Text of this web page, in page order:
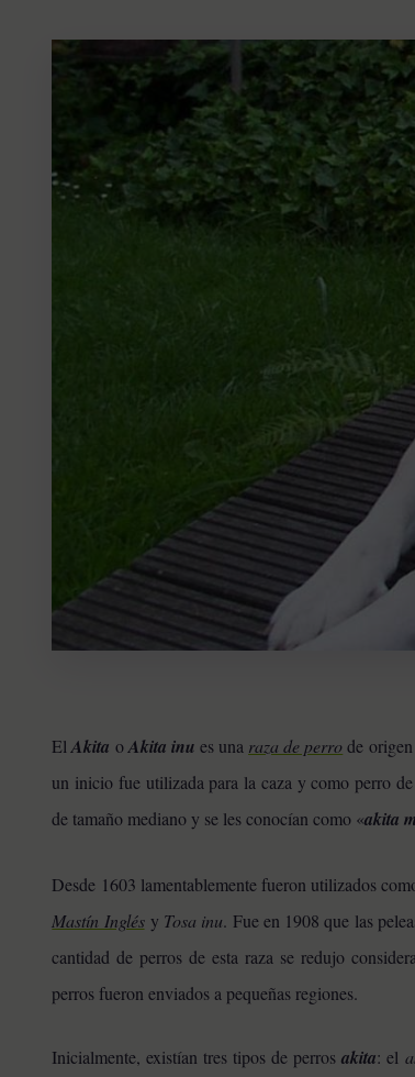
ElAkita oAkita inu es una raza de perrode
un inicio fue utilizada para la caza y como perro
de tamaño mediano y se les conocían como «akita
Desde 1603 lamentablemente fueron utilizados
Mastín Inglésy Tosa inu. Fue en 1908 que las
cantidad de perros de esta raza se redujo
perros fueron enviados a pequeñas regiones.
Inicialmente, existían tres tipos de perrosakita: el